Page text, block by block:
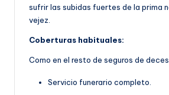
sufrir las subidas fuertes de la prima
vejez.
Coberturas habituales:
Como en el resto de seguros de
Servicio funerario completo.